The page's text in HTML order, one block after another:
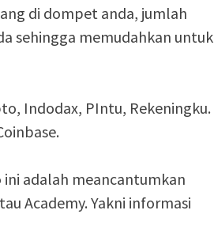
di dompet anda, jumlah
sehingga memudahkan untuk
Indodax, PIntu, Rekeningku.
ini adalah meancantumkan
Academy. Yakni informasi